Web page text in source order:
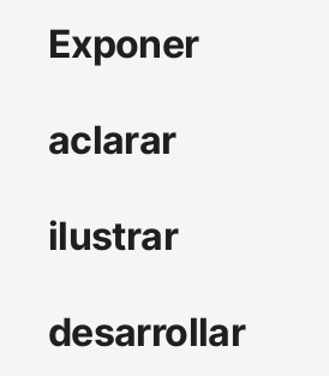
Exponer
aclarar
ilustrar
desarrollar